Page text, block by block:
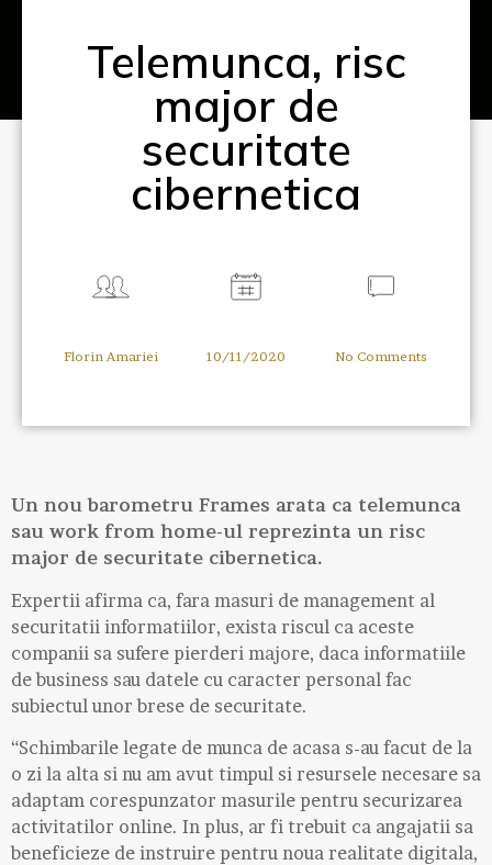
Telemunca, risc
major de
securitate
cibernetica
Florin Amariei 10/11/2020 No Comments
Un nou barometru Frames arata ca telemunca
sau work from home-ul reprezinta un risc
major de securitate cibernetica.
Expertii afirma ca, fara masuri de management al
securitatii informatiilor, exista riscul ca aceste
companii sa sufere pierderi majore, daca informatiile
de business sau datele cu caracter personal fac
subiectul unor brese de securitate.
“Schimbarile legate de munca de acasa s-au facut de la
o zi la alta si nu am avut timpul si resursele necesare sa
adaptam corespunzator masurile pentru securizarea
activitatilor online. In plus, ar fi trebuit ca angajatii sa
beneficieze de instruire pentru noua realitate digitala,